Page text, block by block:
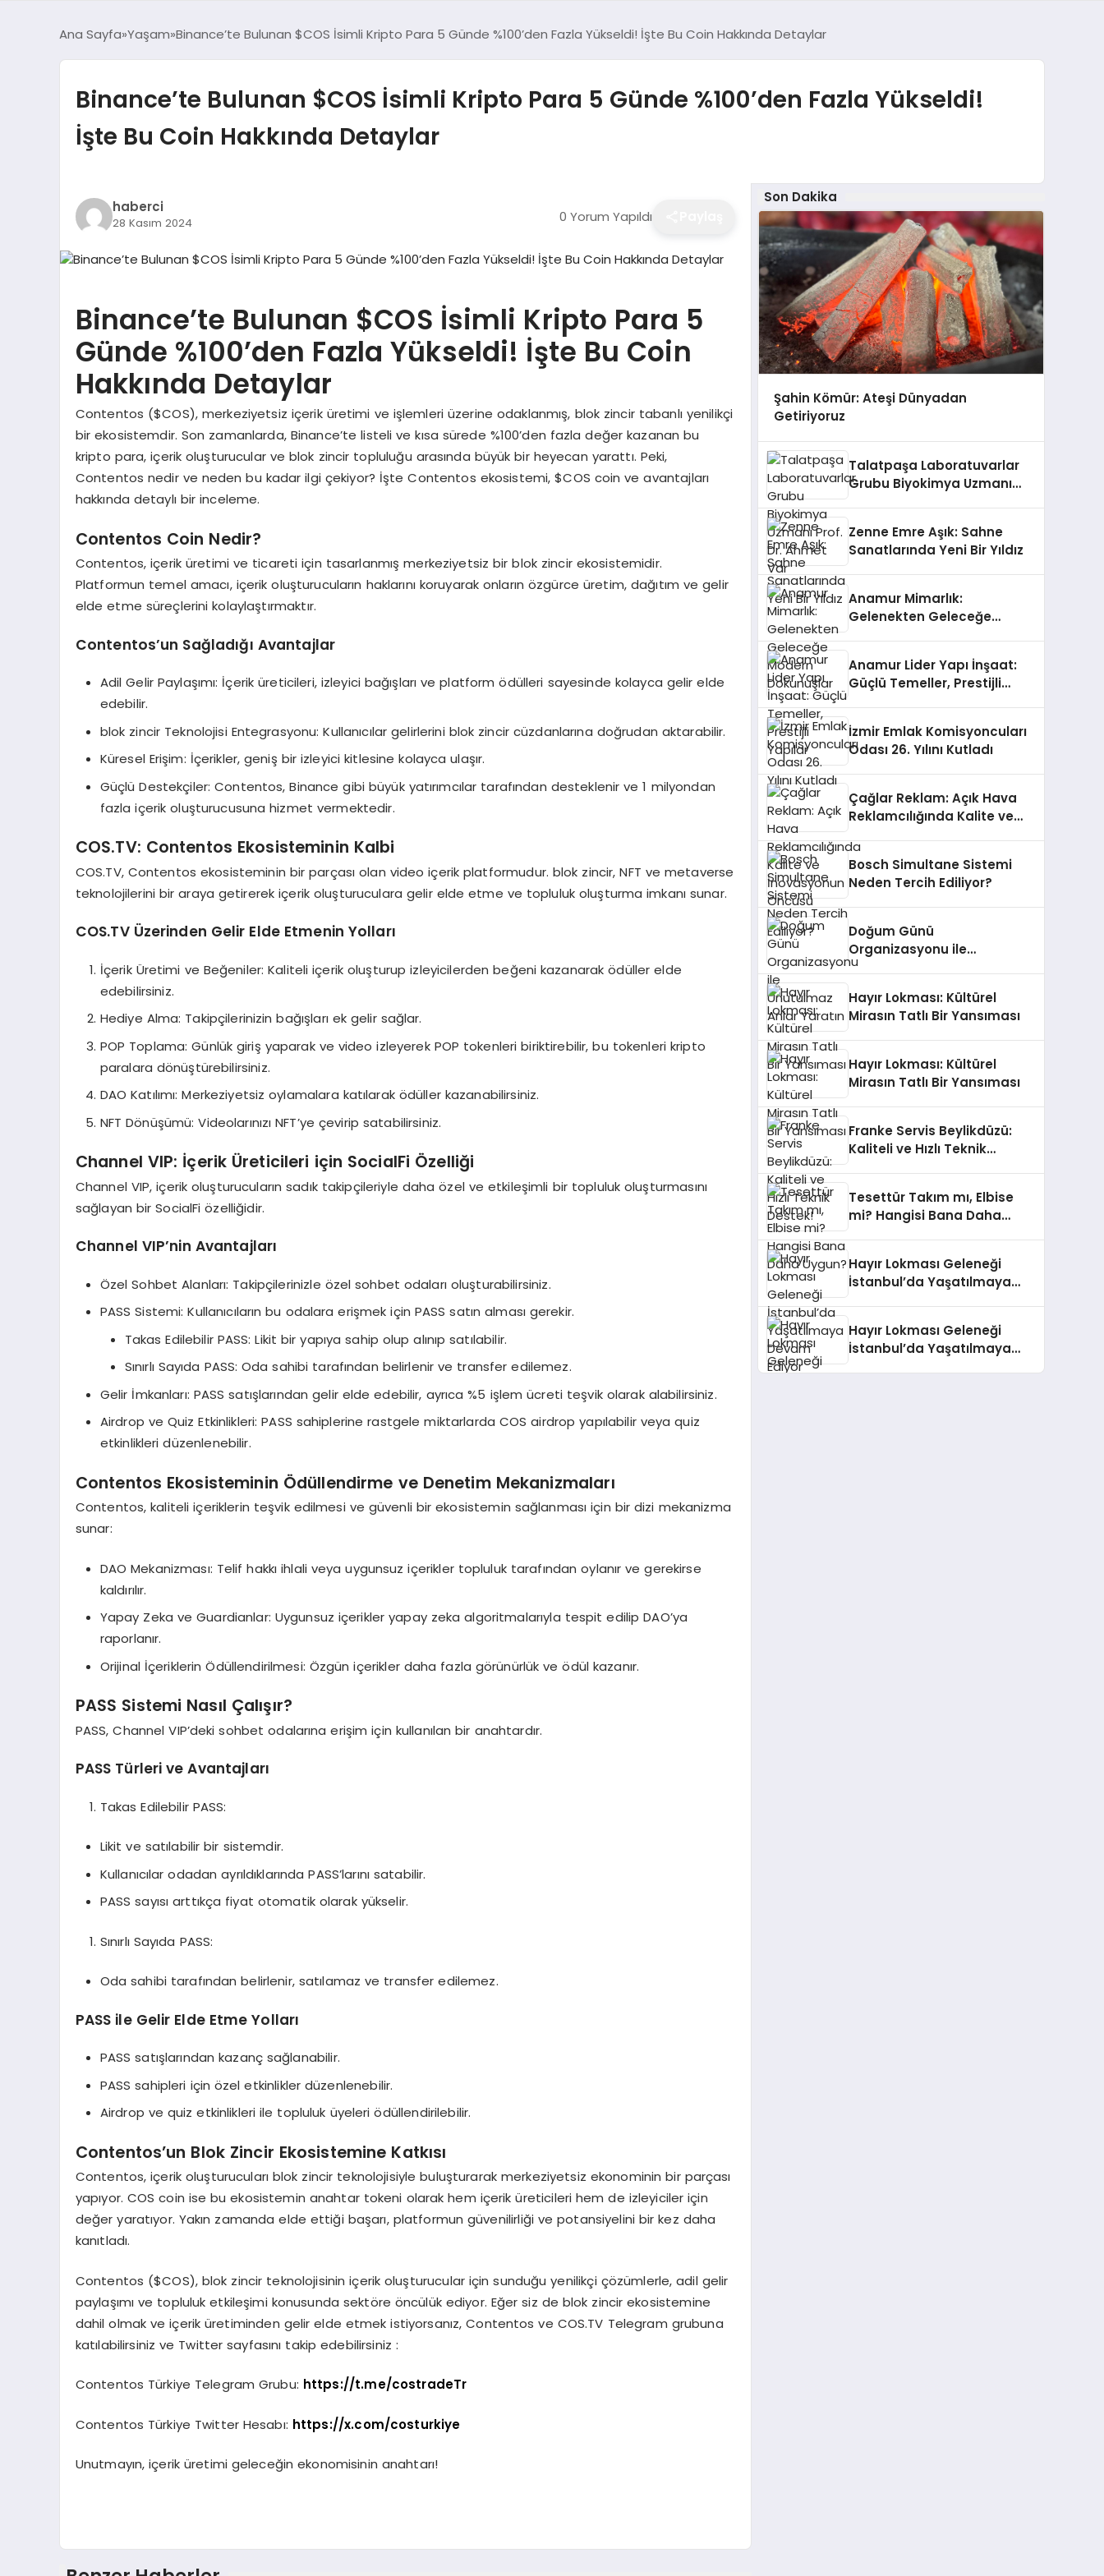
Ana Sayfa Yaşam Binance’te Bulunan $COS İsimli Kripto Para 5 Günde %100’den Fazla Yükseldi! İşte Bu Coin Hakkında Detaylar
Binance’te Bulunan $COS İsimli Kripto Para 5 Günde %100’den Fazla Yükseldi!
İşte Bu Coin Hakkında Detaylar
haberci
28 Kasım 2024 0 Yorum Yapıldı
Binance’te Bulunan $COS İsimli Kripto Para 5
Günde %100’den Fazla Yükseldi! İşte Bu Coin
Hakkında Detaylar
Contentos ($COS), merkeziyetsiz içerik üretimi ve işlemleri üzerine odaklanmış, blok zincir tabanlı yenilikçi
bir ekosistemdir. Son zamanlarda, Binance’te listeli ve kısa sürede %100’den fazla değer kazanan bu
kripto para, içerik oluşturucular ve blok zincir topluluğu arasında büyük bir heyecan yarattı. Peki,
Contentos nedir ve neden bu kadar ilgi çekiyor? İşte Contentos ekosistemi, $COS coin ve avantajları
hakkında detaylı bir inceleme.
Contentos Coin Nedir?
Contentos, içerik üretimi ve ticareti için tasarlanmış merkeziyetsiz bir blok zincir ekosistemidir.
Platformun temel amacı, içerik oluşturucuların haklarını koruyarak onların özgürce üretim, dağıtım ve gelir
elde etme süreçlerini kolaylaştırmaktır.
Contentos’un Sağladığı Avantajlar
Adil Gelir Paylaşımı: İçerik üreticileri, izleyici bağışları ve platform ödülleri sayesinde kolayca gelir elde
edebilir.
blok zincir Teknolojisi Entegrasyonu: Kullanıcılar gelirlerini blok zincir cüzdanlarına doğrudan aktarabilir.
Küresel Erişim: İçerikler, geniş bir izleyici kitlesine kolayca ulaşır.
Güçlü Destekçiler: Contentos, Binance gibi büyük yatırımcılar tarafından desteklenir ve 1 milyondan
fazla içerik oluşturucusuna hizmet vermektedir.
COS.TV: Contentos Ekosisteminin Kalbi
COS.TV, Contentos ekosisteminin bir parçası olan video içerik platformudur. blok zincir, NFT ve metaverse
teknolojilerini bir araya getirerek içerik oluşturuculara gelir elde etme ve topluluk oluşturma imkanı sunar.
COS.TV Üzerinden Gelir Elde Etmenin Yolları
İçerik Üretimi ve Beğeniler: Kaliteli içerik oluşturup izleyicilerden beğeni kazanarak ödüller elde
edebilirsiniz.
Hediye Alma: Takipçilerinizin bağışları ek gelir sağlar.
POP Toplama: Günlük giriş yaparak ve video izleyerek POP tokenleri biriktirebilir, bu tokenleri kripto
paralara dönüştürebilirsiniz.
DAO Katılımı: Merkeziyetsiz oylamalara katılarak ödüller kazanabilirsiniz.
NFT Dönüşümü: Videolarınızı NFT’ye çevirip satabilirsiniz.
Channel VIP: İçerik Üreticileri için SocialFi Özelliği
Channel VIP, içerik oluşturucuların sadık takipçileriyle daha özel ve etkileşimli bir topluluk oluşturmasını
sağlayan bir SocialFi özelliğidir.
Channel VIP’nin Avantajları
Özel Sohbet Alanları: Takipçilerinizle özel sohbet odaları oluşturabilirsiniz.
PASS Sistemi: Kullanıcıların bu odalara erişmek için PASS satın alması gerekir.
Takas Edilebilir PASS: Likit bir yapıya sahip olup alınıp satılabilir.
Sınırlı Sayıda PASS: Oda sahibi tarafından belirlenir ve transfer edilemez.
Gelir İmkanları: PASS satışlarından gelir elde edebilir, ayrıca %5 işlem ücreti teşvik olarak alabilirsiniz.
Airdrop ve Quiz Etkinlikleri: PASS sahiplerine rastgele miktarlarda COS airdrop yapılabilir veya quiz
etkinlikleri düzenlenebilir.
Contentos Ekosisteminin Ödüllendirme ve Denetim Mekanizmaları
Contentos, kaliteli içeriklerin teşvik edilmesi ve güvenli bir ekosistemin sağlanması için bir dizi mekanizma
sunar:
DAO Mekanizması: Telif hakkı ihlali veya uygunsuz içerikler topluluk tarafından oylanır ve gerekirse
kaldırılır.
Yapay Zeka ve Guardianlar: Uygunsuz içerikler yapay zeka algoritmalarıyla tespit edilip DAO’ya
raporlanır.
Orijinal İçeriklerin Ödüllendirilmesi: Özgün içerikler daha fazla görünürlük ve ödül kazanır.
PASS Sistemi Nasıl Çalışır?
PASS, Channel VIP’deki sohbet odalarına erişim için kullanılan bir anahtardır.
PASS Türleri ve Avantajları
Takas Edilebilir PASS:
Likit ve satılabilir bir sistemdir.
Kullanıcılar odadan ayrıldıklarında PASS’larını satabilir.
PASS sayısı arttıkça fiyat otomatik olarak yükselir.
Sınırlı Sayıda PASS:
Oda sahibi tarafından belirlenir, satılamaz ve transfer edilemez.
PASS ile Gelir Elde Etme Yolları
PASS satışlarından kazanç sağlanabilir.
PASS sahipleri için özel etkinlikler düzenlenebilir.
Airdrop ve quiz etkinlikleri ile topluluk üyeleri ödüllendirilebilir.
Contentos’un Blok Zincir Ekosistemine Katkısı
Contentos, içerik oluşturucuları blok zincir teknolojisiyle buluşturarak merkeziyetsiz ekonominin bir parçası
yapıyor. COS coin ise bu ekosistemin anahtar tokeni olarak hem içerik üreticileri hem de izleyiciler için
değer yaratıyor. Yakın zamanda elde ettiği başarı, platformun güvenilirliği ve potansiyelini bir kez daha
kanıtladı.
Contentos ($COS), blok zincir teknolojisinin içerik oluşturucular için sunduğu yenilikçi çözümlerle, adil gelir
paylaşımı ve topluluk etkileşimi konusunda sektöre öncülük ediyor. Eğer siz de blok zincir ekosistemine
dahil olmak ve içerik üretiminden gelir elde etmek istiyorsanız, Contentos ve COS.TV Telegram grubuna
katılabilirsiniz ve Twitter sayfasını takip edebilirsiniz :
Contentos Türkiye Telegram Grubu: https://t.me/costradeTr
Contentos Türkiye Twitter Hesabı: https://x.com/costurkiye
Unutmayın, içerik üretimi geleceğin ekonomisinin anahtarı!
Son Dakika
Şahin Kömür: Ateşi Dünyadan
Getiriyoruz
Talatpaşa Laboratuvarlar
Grubu Biyokimya Uzmanı
Zenne Emre Aşık: Sahne
Sanatlarında Yeni Bir Yıldız
Anamur Mimarlık:
Gelenekten Geleceğe
Anamur Lider Yapı İnşaat:
Güçlü Temeller, Prestijli
İzmir Emlak Komisyoncuları
Odası 26. Yılını Kutladı
Çağlar Reklam: Açık Hava
Reklamcılığında Kalite ve
Bosch Simultane Sistemi
Neden Tercih Ediliyor?
Doğum Günü
Organizasyonu ile
Unutulmaz Anlar Yaratın
Hayır Lokması: Kültürel
Mirasın Tatlı Bir Yansıması
Hayır Lokması: Kültürel
Mirasın Tatlı Bir Yansıması
Franke Servis Beylikdüzü:
Kaliteli ve Hızlı Teknik
Tesettür Takım mı, Elbise
mi? Hangisi Bana Daha
Hayır Lokması Geleneği
İstanbul’da Yaşatılmaya
Hayır Lokması Geleneği
İstanbul’da Yaşatılmaya